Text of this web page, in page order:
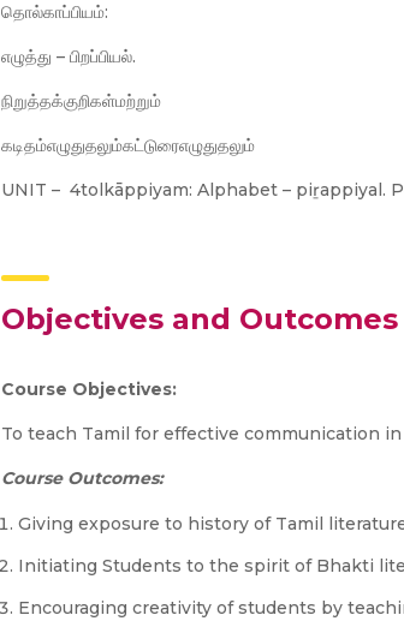
தொல்காப்பியம்:
எழுத்து – பிறப்பியல்.
நிறுத்தக்குறிகள்மற்றும்
கடிதம்எழுதுதலும்கட்டுரைஎழுதுதலும்
UNIT – 4tolkāppiyam: Alphabet – piṟappiyal.
Objectives and Outcomes
Course Objectives:
To teach Tamil for effective communication
Course Outcomes:
Giving exposure to history of Tamil
Initiating Students to the spirit of Bhakti
Encouraging creativity of students by